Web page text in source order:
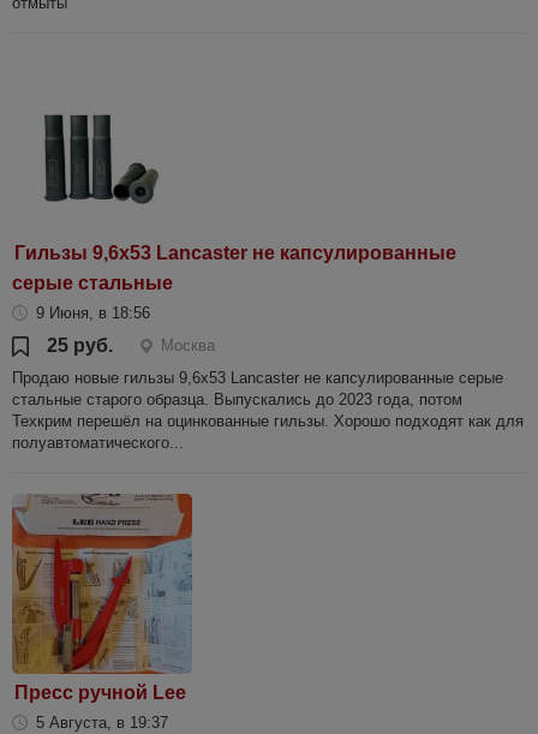
Гильзы 9,6х53 Lancaster не капсулированные
серые стальные
9 Июня, в 18:56
25 руб.
Москва
Продаю новые гильзы 9,6х53 Lancaster не капсулированные серые
стальные старого образца. Выпускались до 2023 года, потом
Техкрим перешёл на оцинкованные гильзы. Хорошо подходят как для
полуавтоматического...
Пресс ручной Lee
5 Августа, в 19:37